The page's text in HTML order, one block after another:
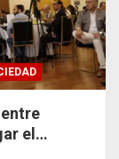
el